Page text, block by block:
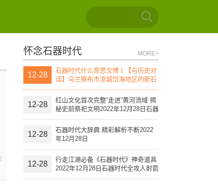
怀念石器时代 MORE>
12-28
石器时代什么意思文博丨【与历史对
话】乌兰察布市凉城岱海地区的新石
器时代文化遗址（上）
12-28
红山文化首次完整“走进”黄河流域 揭
秘史前祭祀文明2022年12月28日石器
时代全攻人射箭
12-28
石器时代大辞典 精彩解析不断2022
年12月28日
12-28
行走江湖必备《石器时代》神奇道具
2022年12月28日石器时代全攻人射箭